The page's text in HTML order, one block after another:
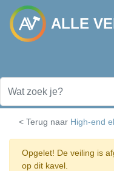
ALLE
< Terug naar High-end
Opgelet! De veiling is
op dit kavel.